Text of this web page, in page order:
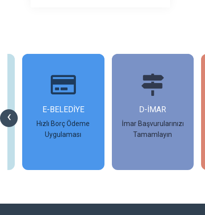
‹ E-BELEDİYE
Hızlı Borç Ödeme
Uygulaması
D-İMAR
İmar Başvurularınızı
Tamamlayın